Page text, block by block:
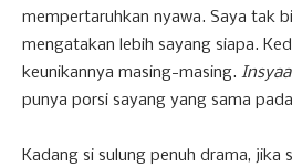
mempertaruhkan nyawa. Saya tak
mengatakan lebih sayang siapa.
keunikannya masing-masing.
punya porsi sayang yang sama
Kadang si sulung penuh drama, jika